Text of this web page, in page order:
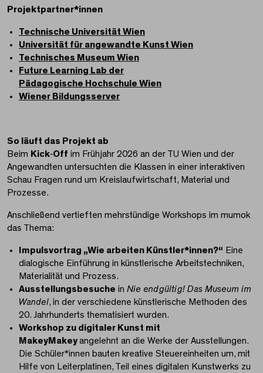
Projektpartner*innen
Technische Universität Wien
Universität für angewandte Kunst Wien
Technisches Museum Wien
Future Learning Lab der
Pädagogische Hochschule Wien
Wiener Bildungsserver
So läuft das Projekt ab
Beim Kick‑Off im Frühjahr 2026 an der TU Wien und der
Angewandten untersuchten die Klassen in einer interaktiven
Schau Fragen rund um Kreislaufwirtschaft, Material und
Prozesse.
Anschließend vertieften mehrstündige Workshops im mumok
das Thema:
Impulsvortrag „Wie arbeiten Künstler*innen?“ Eine
dialogische Einführung in künstlerische Arbeitstechniken,
Materialität und Prozess.
Ausstellungsbesuche in Nie endgültig! Das Museum im
Wandel, in der verschiedene künstlerische Methoden des
20. Jahrhunderts thematisiert wurden.
Workshop zu digitaler Kunst mit
MakeyMakeyangelehnt an die Werke der Ausstellungen.
Die Schüler*innen bauten kreative Steuereinheiten um, mit
Hilfe von Leiterplatinen, Teil eines digitalen Kunstwerks zu